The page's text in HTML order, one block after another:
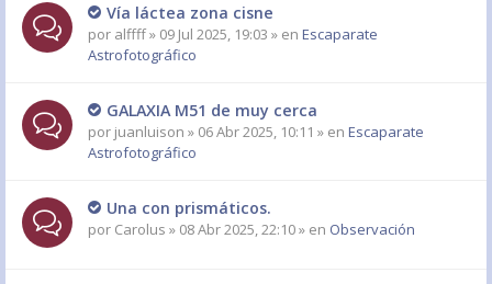
Vía láctea zona cisne
por alffff» 09 Jul 2025, 19:03 » en Escaparate
Astrofotográfico
GALAXIA M51 de muy cerca
por juanluison » 06 Abr 2025, 10:11 » en Escaparate
Astrofotográfico
Una con prismáticos.
por Carolus » 08 Abr 2025, 22:10 » en Observación